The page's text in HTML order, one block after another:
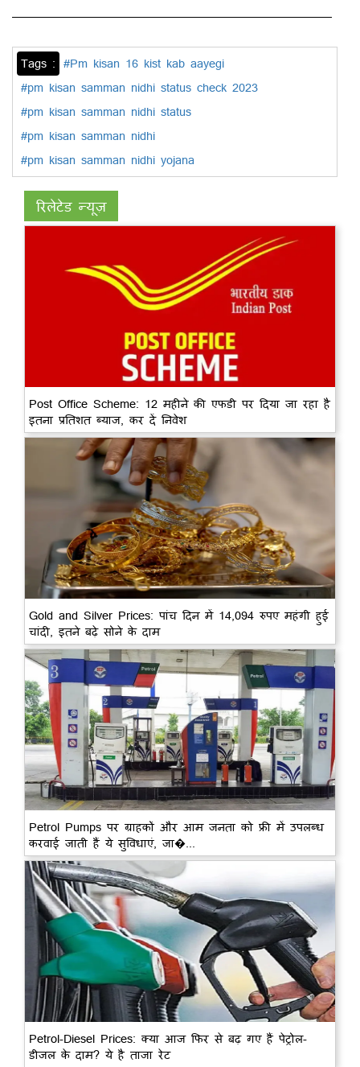
Tags : #Pm kisan 16 kist kab aayegi
#pm kisan samman nidhi status check 2023
#pm kisan samman nidhi status
#pm kisan samman nidhi
#pm kisan samman nidhi yojana
रिलेटेड न्यूज़
Post Office Scheme: 12 महीने की एफडी पर दिया जा रहा है
इतना प्रतिशत ब्याज, कर दें निवेश
Gold and Silver Prices: पांच दिन में 14,094 रुपए महंगी हुई
चांदी, इतने बढ़े सोने के दाम
Petrol Pumps पर ग्राहकों और आम जनता को फ्री में उपलब्ध
करवाई जाती हैं ये सुविधाएं, जा�...
Petrol-Diesel Prices: क्या आज फिर से बढ़ गए हैं पेट्रोल-
डीजल के दाम? ये है ताजा रेट